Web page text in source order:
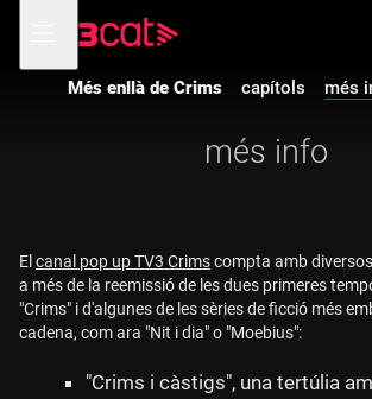
navegació
principal
menú
de
Més enllà de Crims capítols més
més info
El canal pop up TV3 Crimscompta amb
a més de la reemissió de les dues primeres
"Crims" i d'algunes de les sèries de ficció més
cadena, com ara "Nit i dia" o "Moebius":
"Crims i càstigs", una tertúlia